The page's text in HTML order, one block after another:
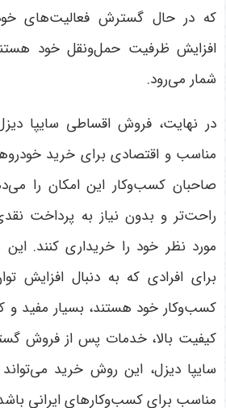
که در حال گسترش فعالیت‌های
افزایش ظرفیت حمل‌ونقل خود
شمار می‌رود.
در نهایت، فروش اقساطی سایپا
مناسب و اقتصادی برای خرید
صاحبان کسب‌وکار این امکان را
راحت‌تر و بدون نیاز به پرداخت
مورد نظر خود را خریداری کنند.
برای افرادی که به دنبال افزایش
کسب‌وکار خود هستند، بسیار مفید و
کیفیت بالا، خدمات پس از فروش
سایپا دیزل، این روش خرید
مناسب برای کسب‌وکارهای ایرانی